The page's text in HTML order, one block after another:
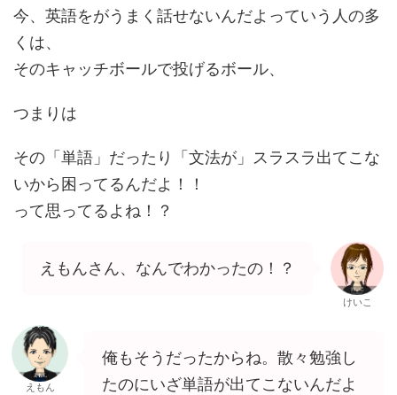
今、英語をがうまく話せないんだよっていう人の多
くは、
そのキャッチボールで投げるボール、
つまりは
その「単語」だったり「文法が」スラスラ出てこな
いから困ってるんだよ！！
って思ってるよね！？
えもんさん、なんでわかったの！？
けいこ
えもん
俺もそうだったからね。散々勉強し
たのにいざ単語が出てこないんだよ